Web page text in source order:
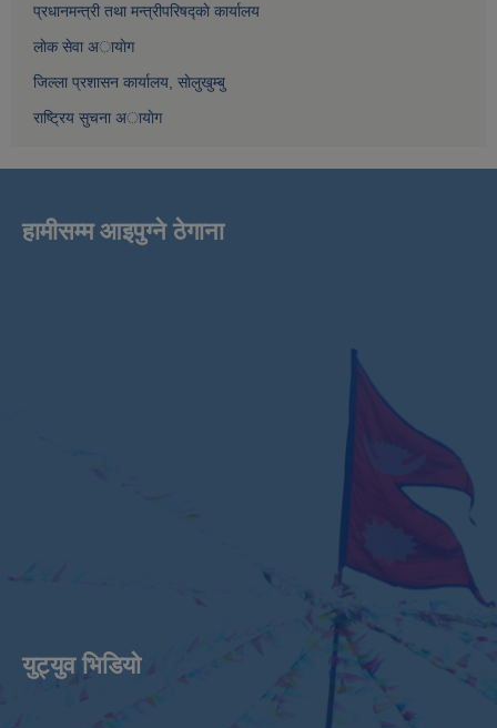
प्रधानमन्त्री तथा मन्त्रीपरिषद्काे कार्यालय
लाेक सेवा अायाेग
जिल्ला प्रशासन कार्यालय, साेलुखुम्बु
राष्ट्रिय सुचना अायाेग
हामीसम्म आइपुग्ने ठेगाना
युट्युव भिडियाे